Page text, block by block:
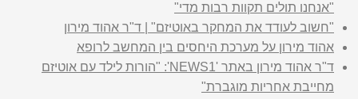
"אנחנו תולים תקוות רבות מדי"
"חשוב לעודד את המחקר באוטיזם" | ד"ר אהוד מירון
אהוד מירון על מערכת היחסים בין המחשב לרופא
ד"ר אהוד מירון באתר 'NEWS1': "הורות לילד עם אוטיזם
מחייבת אחריות מוגברת"